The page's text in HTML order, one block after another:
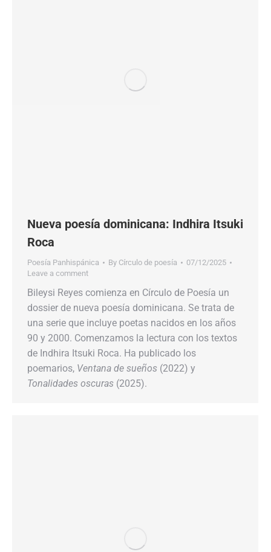
Nueva poesía dominicana: Indhira Itsuki
Roca
Poesía Panhispánica By Círculo de poesía
07/12/2025
Leave a comment
Bileysi Reyes comienza en Círculo de Poesía un
dossier de nueva poesía dominicana. Se trata de
una serie que incluye poetas nacidos en los años
90 y 2000. Comenzamos la lectura con los textos
de Indhira Itsuki Roca. Ha publicado los
poemarios, Ventana de sueños (2022) y
Tonalidades oscuras (2025).